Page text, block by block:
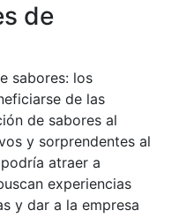
de
sabores: los
de las
de sabores al
y sorprendentes al
atraer a
experiencias
y dar a la empresa